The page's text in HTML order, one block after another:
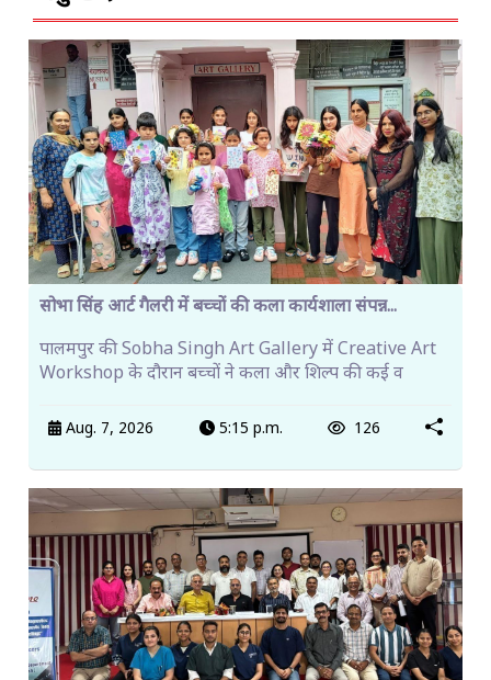
सोभा सिंह आर्ट गैलरी में बच्चों की कला कार्यशाला संपन्न...
पालमपुर की Sobha Singh Art Gallery में Creative Art
Workshop के दौरान बच्चों ने कला और शिल्प की कई व
Aug. 7, 2026 5:15 p.m. 126